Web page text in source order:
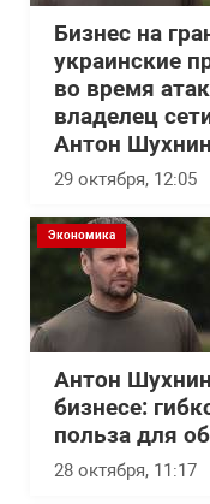
Бизнес на
украинские
во время
владелец
Антон Шухнин
29 октября, 12:05
Экономика
Антон
бизнесе:
польза для
28 октября, 11:17